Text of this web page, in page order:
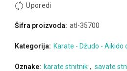
Uporedi
Šifra proizvoda: atl-35700
Kategorija: Karate - Džudo - Aikido
Oznake: karate stnitnik , savate